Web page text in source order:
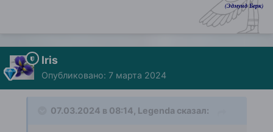
(Эдмунд Берк)
Iris
Опубликовано: 7 марта 2024
07.03.2024 в 08:14, Legenda сказал: